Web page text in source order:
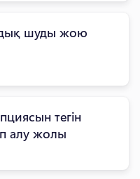
шуды жою
тегін
алу жолы